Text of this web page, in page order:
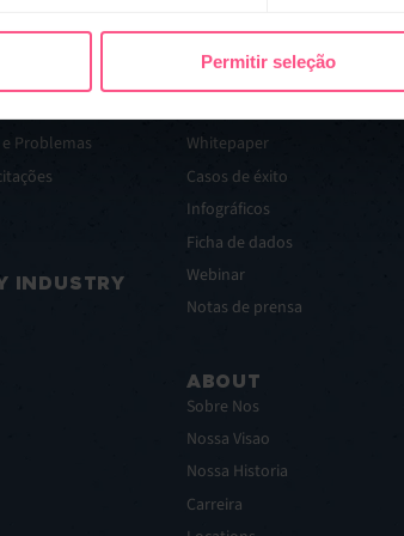
Permitir seleção
Incidentes
Problemas
INDUSTRY
RESOURCES
Whitepaper
Casos de éxito
Infográficos
Ficha de dados
Webinar
Notas de prensa
ABOUT
Sobre Nos
Nossa Visao
Nossa Historia
Carreira